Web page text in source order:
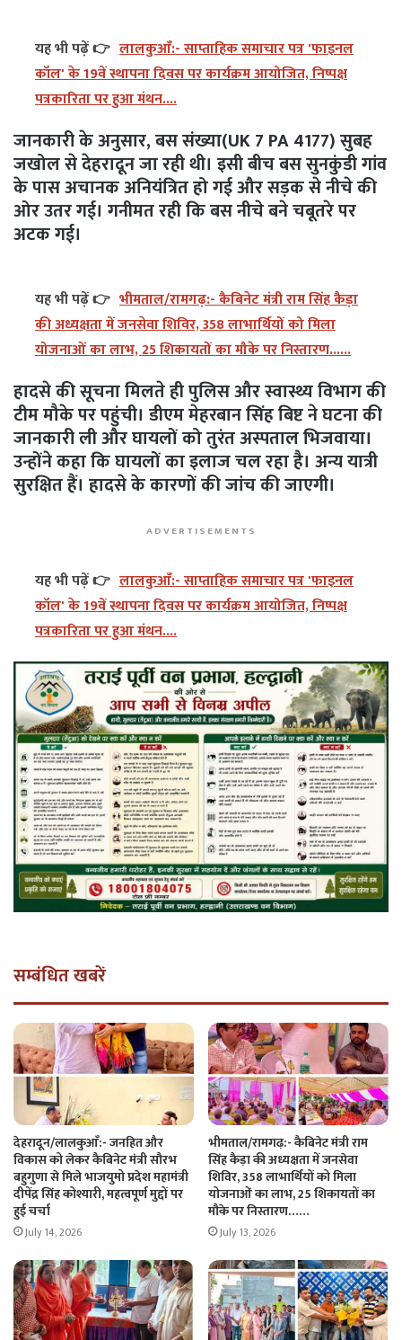
यह भी पढ़ें 👉 लालकुआँ:- साप्ताहिक समाचार पत्र 'फाइनल
कॉल' के 19वें स्थापना दिवस पर कार्यक्रम आयोजित, निष्पक्ष
पत्रकारिता पर हुआ मंथन....
जानकारी के अनुसार, बस संख्या(UK 7 PA 4177) सुबह
जखोल से देहरादून जा रही थी। इसी बीच बस सुनकुंडी गांव
के पास अचानक अनियंत्रित हो गई और सड़क से नीचे की
ओर उतर गई। गनीमत रही कि बस नीचे बने चबूतरे पर
अटक गई।
यह भी पढ़ें 👉 भीमताल/रामगढ़:- कैबिनेट मंत्री राम सिंह कैड़ा
की अध्यक्षता में जनसेवा शिविर, 358 लाभार्थियों को मिला
योजनाओं का लाभ, 25 शिकायतों का मौके पर निस्तारण......
हादसे की सूचना मिलते ही पुलिस और स्वास्थ्य विभाग की
टीम मौके पर पहुंची। डीएम मेहरबान सिंह बिष्ट ने घटना की
जानकारी ली और घायलों को तुरंत अस्पताल भिजवाया।
उन्होंने कहा कि घायलों का इलाज चल रहा है। अन्य यात्री
सुरक्षित हैं। हादसे के कारणों की जांच की जाएगी।
ADVERTISEMENTS
यह भी पढ़ें 👉 लालकुआँ:- साप्ताहिक समाचार पत्र 'फाइनल
कॉल' के 19वें स्थापना दिवस पर कार्यक्रम आयोजित, निष्पक्ष
पत्रकारिता पर हुआ मंथन....
सम्बंधित खबरें
देहरादून/लालकुआँ:- जनहित और
विकास को लेकर कैबिनेट मंत्री सौरभ
बहुगुणा से मिले भाजयुमो प्रदेश महामंत्री
दीपेंद्र सिंह कोश्यारी, महत्वपूर्ण मुद्दों पर
हुई चर्चा
July 14, 2026
भीमताल/रामगढ़:- कैबिनेट मंत्री राम
सिंह कैड़ा की अध्यक्षता में जनसेवा
शिविर, 358 लाभार्थियों को मिला
योजनाओं का लाभ, 25 शिकायतों का
मौके पर निस्तारण……
July 13, 2026